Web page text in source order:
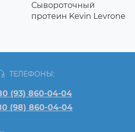
Сывороточный
протеин Kevin Levrone
ТЕЛЕФОНЫ:
(93) 860-04-04
(98) 860-04-04